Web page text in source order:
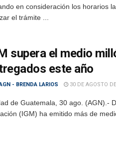
en consideración los horarios
el trámite ...
supera el medio
este año
- BRENDA LARIOS 30 DE AGOSTO
de Guatemala, 30 ago. (AGN).-
(IGM) ha emitido más de